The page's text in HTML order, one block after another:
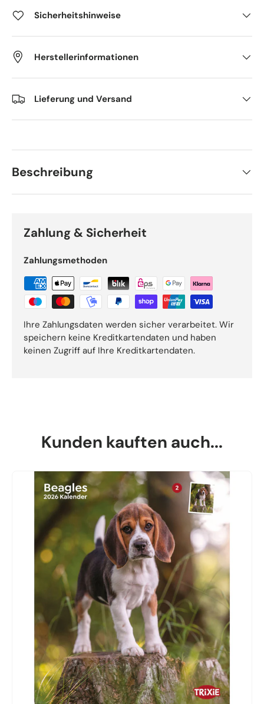
Sicherheitshinweise
Herstellerinformationen
Lieferung und Versand
Beschreibung
Zahlung & Sicherheit
Zahlungsmethoden
Ihre Zahlungsdaten werden sicher verarbeitet. Wir
speichern keine Kreditkartendaten und haben
keinen Zugriff auf Ihre Kreditkartendaten.
Kunden kauften auch...